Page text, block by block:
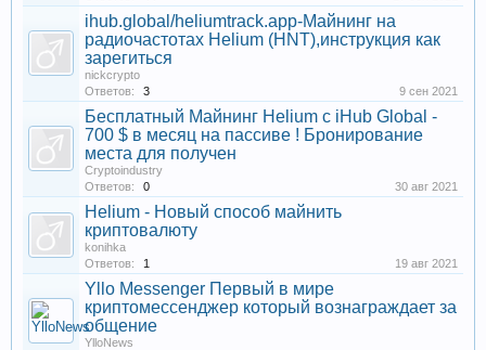
ihub.global/heliumtrack.app-Майнинг на
радиочастотах Helium (HNT),инструкция как
зарегиться
nickcrypto
Ответов:
3 9 сен 2021
Бесплатный Майнинг Helium с iHub Global -
700 $ в месяц на пассиве ! Бронирование
места для получен
Cryptoindustry
Ответов:
0 30 авг 2021
Helium - Новый способ майнить
криптовалюту
konihka
Ответов:
1 19 авг 2021
Yllo Messenger Первый в мире
криптомессенджер который вознаграждает за
общение
YlloNews